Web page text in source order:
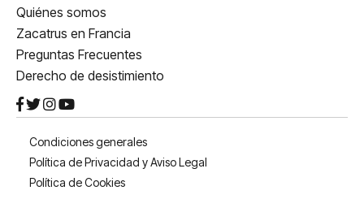
Quiénes somos
Zacatrus en Francia
Preguntas Frecuentes
Derecho de desistimiento
Condiciones generales
Política de Privacidad y Aviso Legal
Política de Cookies